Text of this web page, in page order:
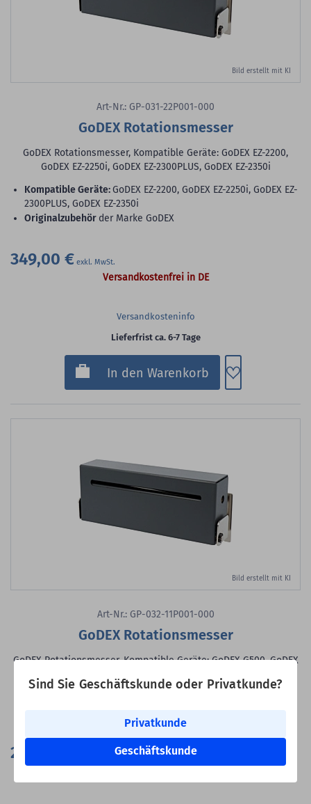
Sind Sie Geschäftskunde oder Privatkunde?
Privatkunde
Geschäftskunde
Bild erstellt mit KI
Art-Nr.: GP-031-22P001-000
GoDEX Rotationsmesser
GoDEX Rotationsmesser, Kompatible Geräte: GoDEX EZ-2200,
GoDEX EZ-2250i, GoDEX EZ-2300PLUS, GoDEX EZ-2350i
Kompatible Geräte:GoDEX EZ-2200, GoDEX EZ-2250i, GoDEX EZ-
2300PLUS, GoDEX EZ-2350i
Originalzubehör der Marke GoDEX
349,00 €
Versandkostenfrei in DE
Versandkosteninfo
Lieferfrist ca. 6-7 Tage
In den Warenkorb Zum
Bild erstellt mit KI
Art-Nr.: GP-032-11P001-000
GoDEX Rotationsmesser
GoDEX Rotationsmesser, Kompatible Geräte: GoDEX G500, GoDEX
253,00 €